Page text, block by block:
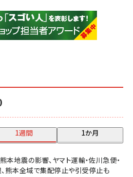
1週間 1か月
本地震の影響、ヤマト運輸・佐川急便・
熊本全域で集配停止や引受停止も